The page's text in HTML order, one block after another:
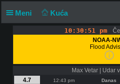
Meni Kuća
10:30:52 pm
NOAA-
Flood
Max Vetar | Udar
4.7
12:43 pm Danas